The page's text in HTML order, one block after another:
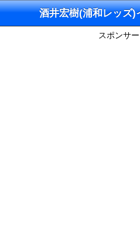
酒井宏樹(浦和レッズ)
スポンサ